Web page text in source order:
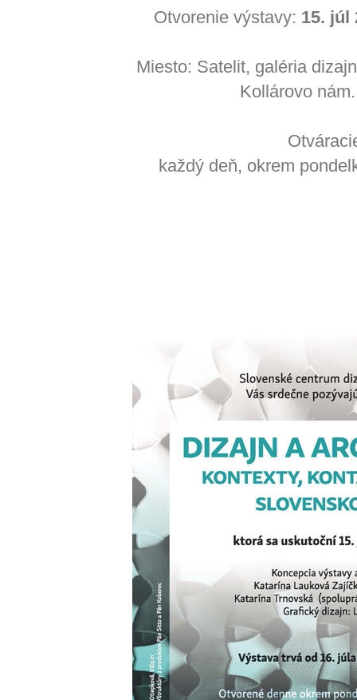
Otvorenie výstavy: 15. júl
Miesto: Satelit, galéria
Kollárovo
každý deň, okrem